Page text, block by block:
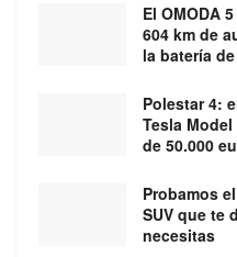
El OMODA
604 km de
la batería
Polestar 4:
Tesla
de 50.000
Probamos
SUV que te
necesitas